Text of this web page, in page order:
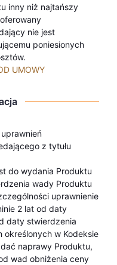
inny niż najtańszy
nie jest
poniesionych
UMOWY
z tytułu
do wydania Produktu
wady Produktu
uprawnienie
2 lat od daty
daty stwierdzenia
w Kodeksie
naprawy Produktu,
wad obniżenia ceny